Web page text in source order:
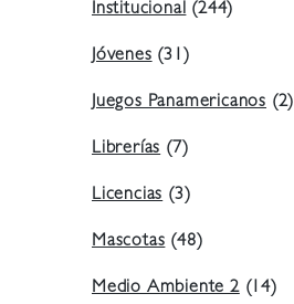
Institucional(244)
Jóvenes(31)
Juegos Panamericanos (2)
Librerías(7)
Licencias(3)
Mascotas(48)
Medio Ambiente 2(14)